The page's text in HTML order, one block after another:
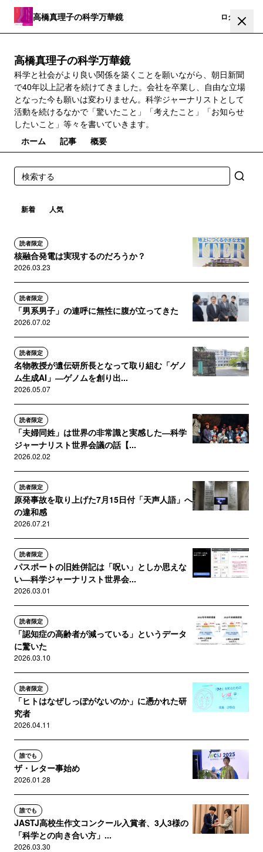
高橋真理子の科学万華鏡 ログイン
高橋真理子の科学万華鏡
科学と社会がより良い関係を築くことを願いながら、朝日新聞
で40年以上記者を続けてきました。会社を卒業し、自由な立場
となった今も願いは変わりません。科学ジャーナリストとして
活動を続けるなかで「驚いたこと」「考えたこと」「お知らせ
したいこと」等々を書いていきます。
ホーム
記事 概要
新着 人気
読者限定
核融合発電は実現するのだろうか？
2026.03.23
読者限定
「男系男子」の連呼に無性に腹が立ってきた
2026.07.02
読者限定
名物教授が遺伝研所長となって取り組む「ゲノ
ム生成AI」―ゲノムを創り出...
2026.05.07
読者限定
「夫婦同姓」は世界の非常識と実感した―科学
ジャーナリスト世界会議の話【...
2026.02.02
読者限定
原発事故を取り上げた7月15日付「天声人語」へ
の違和感
2026.07.21
読者限定
パスポートの旧姓併記は「呪い」としか思えな
い―科学ジャーナリスト世界会...
2026.03.01
読者限定
「認知症の高齢者が減っている」というデータ
に驚いた
2026.03.10
読者限定
「ヒトはなぜしっぽがないのか」に憑かれた研
究者
2026.04.11
誰でも
ザ・レター事始め
2026.01.28
誰でも
JASTJ高校生作文コンクール入賞者、3人3様の
「科学との向き合い方」...
2026.03.30